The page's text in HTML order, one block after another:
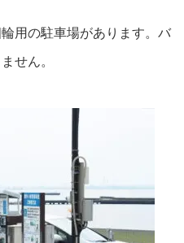
用の駐車場があります。バ
せん。